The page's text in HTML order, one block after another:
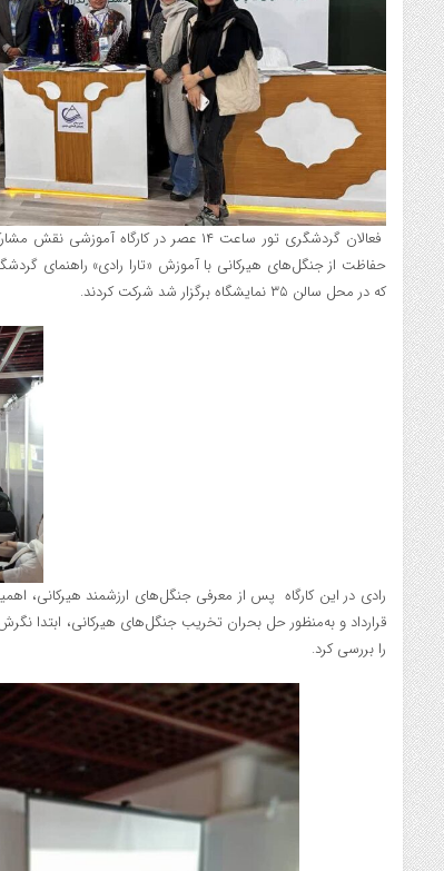
فعالان گردشگری تور ساعت ۱۴ عصر در
حفاظت از جنگل‌های هیرکانی با آموزش «تارا رادی» راهنمای
که در محل سالن ۳۵ نمایشگاه برگزار شد شرکت کردند.
رادی در این کارگاه پس از معرفی جنگل‌های ارزشمند هیرکانی،
قرارداد و به‌منظور حل بحران تخریب جنگل‌های هیرکانی، ابتدا
را بررسی کرد.